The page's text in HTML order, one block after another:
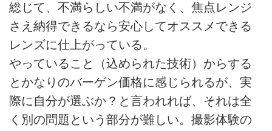
総じて、不満らしい不満がなく、焦点レンジ
さえ納得できるなら安心してオススメできる
レンズに仕上がっている。
やっていること（込められた技術）からする
とかなりのバーゲン価格に感じられるが、実
際に自分が選ぶか？と言われれば、それは全
く別の問題という部分が難しい。撮影体験の